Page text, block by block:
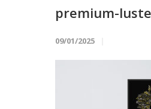
premium-
09/01/2025